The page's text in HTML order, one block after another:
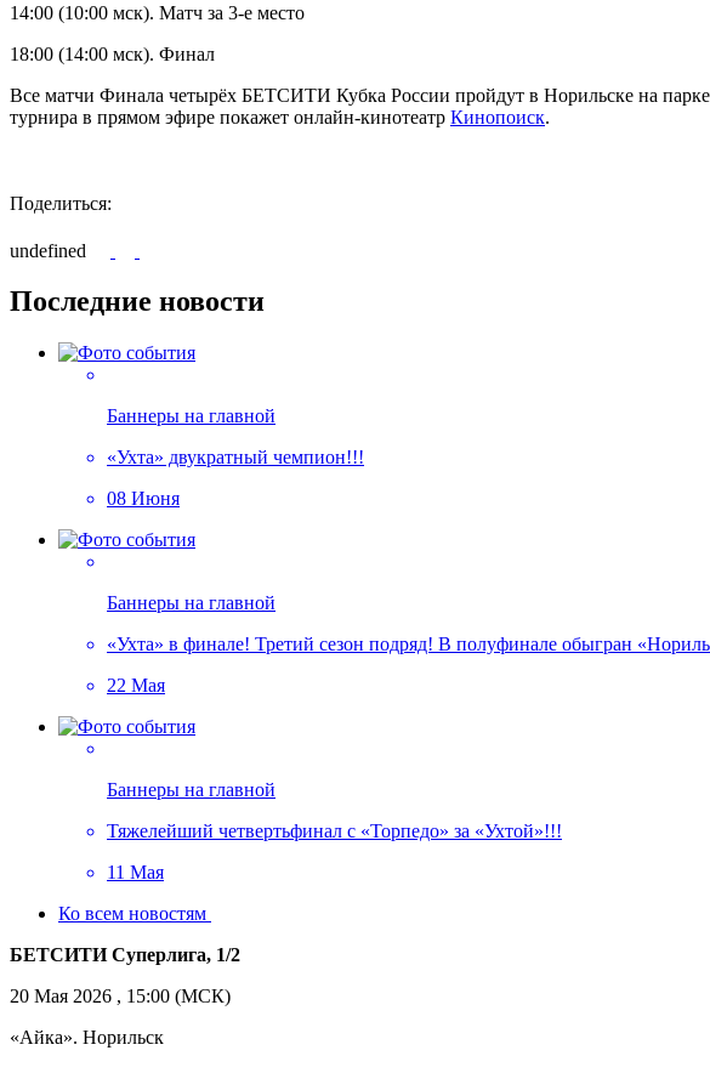
14:00 (10:00 мск). Матч за 3-е место
18:00 (14:00 мск). Финал
Все матчи Финала четырёх БЕТСИТИ Кубка России пройдут в Норильске на
турнира в прямом эфире покажет онлайн-кинотеатр Кинопоиск.
Поделиться:
undefined
Последние новости
Баннеры на главной
«Ухта» двукратный чемпион!!!
08 Июня
Баннеры на главной
«Ухта» в финале! Третий сезон подряд! В полуфинале обыгран
22 Мая
Баннеры на главной
Тяжелейший четвертьфинал с «Торпедо» за «Ухтой»!!!
11 Мая
Ко всем новостям
БЕТСИТИ Суперлига, 1/2
20 Мая 2026 , 15:00 (МСК)
«Айка». Норильск